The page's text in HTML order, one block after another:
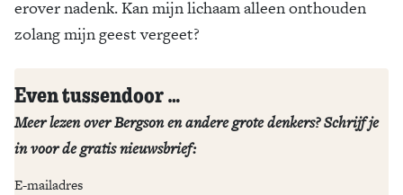
erover nadenk. Kan mijn lichaam alleen onthouden
zolang mijn geest vergeet?
Even tussendoor …
Meer lezen over Bergson en andere grote denkers? Schrijf je
in voor de gratis nieuwsbrief:
E-mailadres